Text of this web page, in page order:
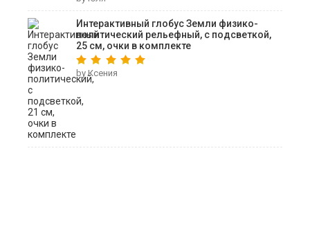
Интерактивный глобус Земли физико-
политический рельефный, с подсветкой,
25 см, очки в комплекте
by Ксения